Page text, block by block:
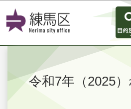
このページの本
令和7年（2025